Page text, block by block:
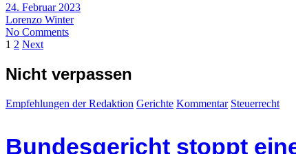
24. Februar 2023
Lorenzo Winter
No Comments
Seitennummerierung
der
Beiträge
1 2 Next
Nicht verpassen
Empfehlungen der Redaktion Gerichte Kommentar Steuerrecht
Bundesgericht stoppt